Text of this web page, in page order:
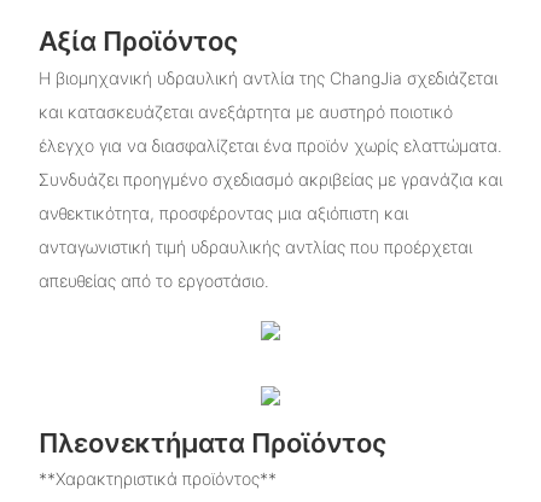
Αξία Προϊόντος
Η βιομηχανική υδραυλική αντλία της ChangJia σχεδιάζεται
και κατασκευάζεται ανεξάρτητα με αυστηρό ποιοτικό
έλεγχο για να διασφαλίζεται ένα προϊόν χωρίς ελαττώματα.
Συνδυάζει προηγμένο σχεδιασμό ακριβείας με γρανάζια και
ανθεκτικότητα, προσφέροντας μια αξιόπιστη και
ανταγωνιστική τιμή υδραυλικής αντλίας που προέρχεται
απευθείας από το εργοστάσιο.
Πλεονεκτήματα Προϊόντος
**Χαρακτηριστικά προϊόντος**